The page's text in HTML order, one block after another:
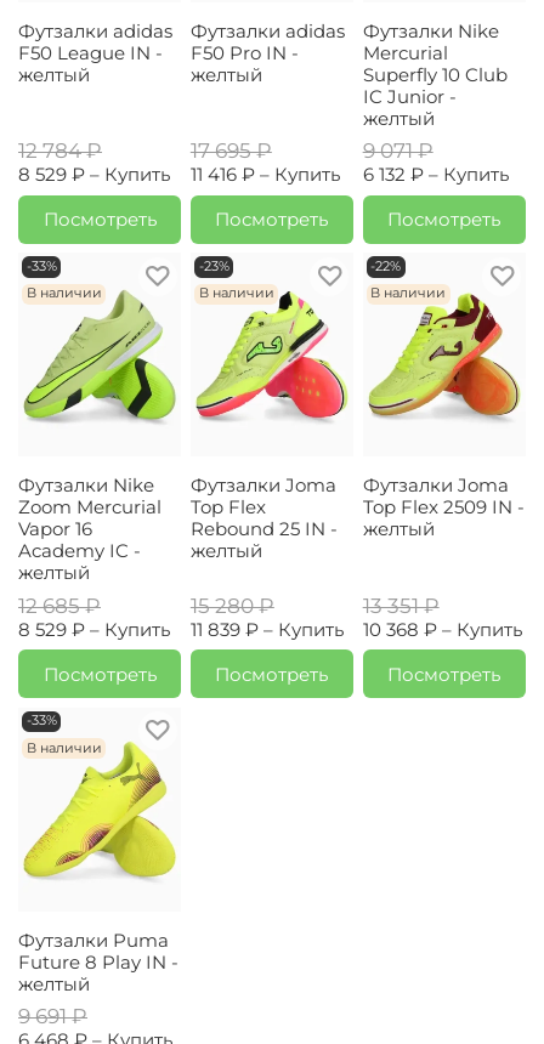
Футзалки adidas
F50 League IN -
желтый
12 784 ₽
8 529 ₽ – Купить
Посмотреть
Футзалки adidas
F50 Pro IN -
желтый
17 695 ₽
11 416 ₽ – Купить
Посмотреть
Футзалки Nike
Mercurial
Superfly 10 Club
IC Junior -
желтый
9 071 ₽
6 132 ₽ – Купить
Посмотреть
-33%
В наличии
Футзалки Nike
Zoom Mercurial
Vapor 16
Academy IC -
желтый
12 685 ₽
8 529 ₽ – Купить
Посмотреть
-23%
В наличии
Футзалки Joma
Top Flex
Rebound 25 IN -
желтый
15 280 ₽
11 839 ₽ – Купить
Посмотреть
-22%
В наличии
Футзалки Joma
Top Flex 2509 IN -
желтый
13 351 ₽
10 368 ₽ – Купить
Посмотреть
-33%
В наличии
Футзалки Puma
Future 8 Play IN -
желтый
9 691 ₽